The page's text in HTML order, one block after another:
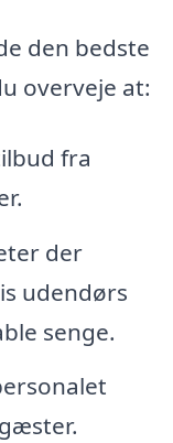
den bedste
overveje at:
fra
der
udendørs
senge.